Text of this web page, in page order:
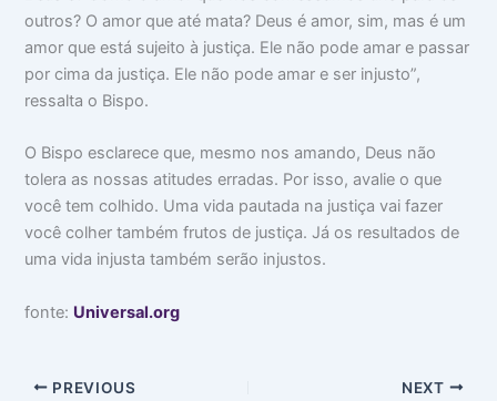
outros? O amor que até mata? Deus é amor, sim, mas é um
amor que está sujeito à justiça. Ele não pode amar e passar
por cima da justiça. Ele não pode amar e ser injusto”,
ressalta o Bispo.
O Bispo esclarece que, mesmo nos amando, Deus não
tolera as nossas atitudes erradas. Por isso, avalie o que
você tem colhido. Uma vida pautada na justiça vai fazer
você colher também frutos de justiça. Já os resultados de
uma vida injusta também serão injustos.
fonte: Universal.org
PREVIOUS NEXT